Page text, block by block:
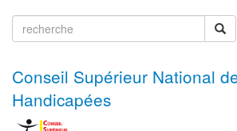
Conseil Supérieur National
Handicapées